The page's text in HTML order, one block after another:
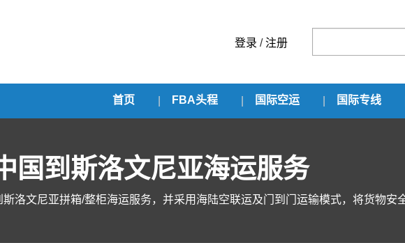
登录 /注册
首页 FBA头程 国际空运 国际专线
国到斯洛文尼亚海运服务
洛文尼亚拼箱/整柜海运服务，并采用海陆空联运及门到门运输模式，将货物安